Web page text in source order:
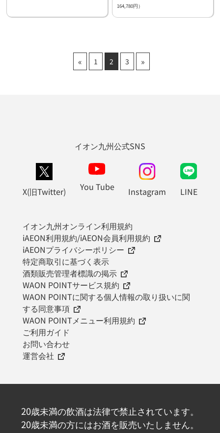
164,780円）
« 1 2 3 »
イオン九州公式SNS
X(旧Twitter) You Tube Instagram LINE
イオン九州オンライン利用規約
iAEON利用規約/iAEON会員利用規約
iAEONプライバシーポリシー
特定商取引に基づく表示
酒類販売管理者標識の掲示
WAON POINTサービス規約
WAON POINTに関する個人情報の取り扱いに関
する同意事項
WAON POINTメニュー利用規約
ご利用ガイド
お問い合わせ
運営会社
20歳未満の飲酒は法律で禁止されています。
20歳未満の方にはお酒を販売いたしません。